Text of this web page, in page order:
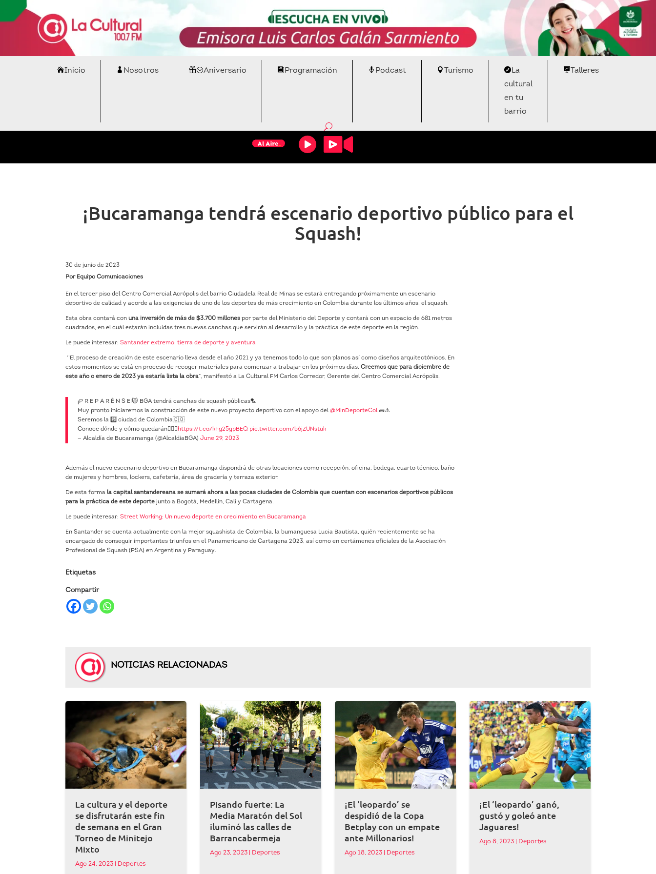
Inicio Nosotros Aniversario Programación Podcast Turismo
La
cultural
en tu
barrio
Talleres
¡Bucaramanga tendrá escenario deportivo público para el
Squash!
30 de junio de 2023
Por Equipo Comunicaciones
En el tercer piso del Centro Comercial Acrópolis del barrio Ciudadela Real de Minas se estará entregando próximamente un escenario
deportivo de calidad y acorde a las exigencias de uno de los deportes de más crecimiento en Colombia durante los últimos años, el squash.
Esta obra contará con una inversión de más de $3.700 millones por parte del Ministerio del Deporte y contará con un espacio de 681 metros
cuadrados, en el cuál estarán incluidas tres nuevas canchas que servirán al desarrollo y la práctica de este deporte en la región.
Le puede interesar:Santander extremo: tierra de deporte y aventura
‘’El proceso de creación de este escenario lleva desde el año 2021 y ya tenemos todo lo que son planos así como diseños arquitectónicos. En
estos momentos se está en proceso de recoger materiales para comenzar a trabajar en los próximos días. Creemos que para diciembre de
este año o enero de 2023 ya estaría lista la obra’’, manifestó a La Cultural FM Carlos Corredor, Gerente del Centro Comercial Acrópolis.
¡P R E P A R É N S E!🙀 BGA tendrá canchas de squash públicas🏸
Muy pronto iniciaremos la construcción de este nuevo proyecto deportivo con el apoyo del@MinDeporteCol.🧱⚠️
Seremos la 5️⃣ ciudad de Colombia🇨🇴
Conoce dónde y cómo quedarán👇🏻🤩https://t.co/kFg25gpBEQ pic.twitter.com/b6jZUNstuk
— Alcaldía de Bucaramanga (@AlcaldiaBGA)June 29, 2023
Además el nuevo escenario deportivo en Bucaramanga dispondrá de otras locaciones como recepción, oficina, bodega, cuarto técnico, baño
de mujeres y hombres, lockers, cafetería, área de gradería y terraza exterior.
De esta forma la capital santandereana se sumará ahora a las pocas ciudades de Colombia que cuentan con escenarios deportivos públicos
para la práctica de este deporte junto a Bogotá, Medellín, Cali y Cartagena.
Le puede interesar:Street Working: Un nuevo deporte en crecimiento en Bucaramanga
En Santander se cuenta actualmente con la mejor squashista de Colombia, la bumanguesa Lucia Bautista, quién recientemente se ha
encargado de conseguir importantes triunfos en el Panamericano de Cartagena 2023, así como en certámenes oficiales de la Asociación
Profesional de Squash (PSA) en Argentina y Paraguay.
Etiquetas
Compartir
NOTICIAS RELACIONADAS
La cultura y el deporte
se disfrutarán este fin
de semana en el Gran
Torneo de Minitejo
Mixto
Ago 24, 2023 Deportes
Pisando fuerte: La
Media Maratón del Sol
iluminó las calles de
Barrancabermeja
Ago 23, 2023 Deportes
¡El ‘leopardo’ se
despidió de la Copa
Betplay con un empate
ante Millonarios!
Ago 18, 2023 Deportes
¡El ‘leopardo’ ganó,
gustó y goleó ante
Jaguares!
Ago 8, 2023 Deportes